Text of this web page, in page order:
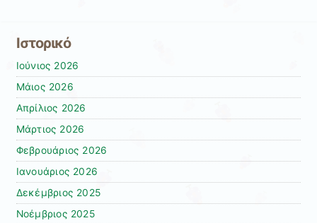
Ιστορικό
Ιούνιος 2026
Μάιος 2026
Απρίλιος 2026
Μάρτιος 2026
Φεβρουάριος 2026
Ιανουάριος 2026
Δεκέμβριος 2025
Νοέμβριος 2025